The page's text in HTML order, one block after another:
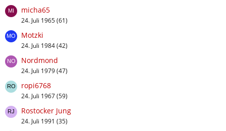
micha65
24. Juli 1965 (61)
Motzki
24. Juli 1984 (42)
Nordmond
24. Juli 1979 (47)
ropi6768
24. Juli 1967 (59)
Rostocker Jung
24. Juli 1991 (35)